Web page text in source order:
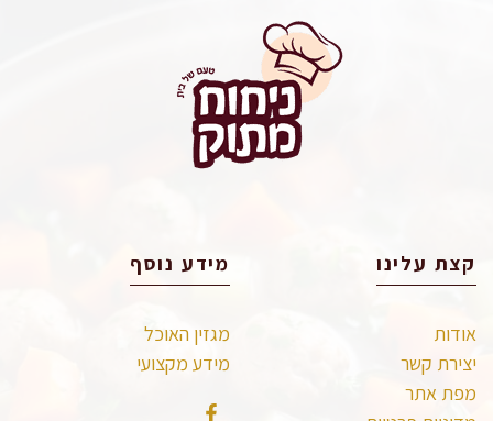
קצת עלינו
אודות
יצירת קשר
מפת אתר
מידע נוסף
מגזין האוכל
מידע מקצועי